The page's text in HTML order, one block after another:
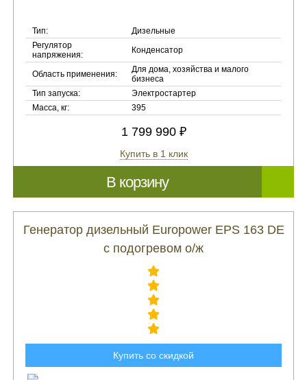
Тип:
Дизельные
Регулятор
напряжения:
Конденсатор
Область применения:
Для дома, хозяйства и малого
бизнеса
Тип запуска:
Электростартер
Масса, кг:
395
1 799 990 ₽
Купить в 1 клик
В корзину
Генератор дизельный Europower EPS 163 DE
с подогревом о/ж
Купить со скидкой